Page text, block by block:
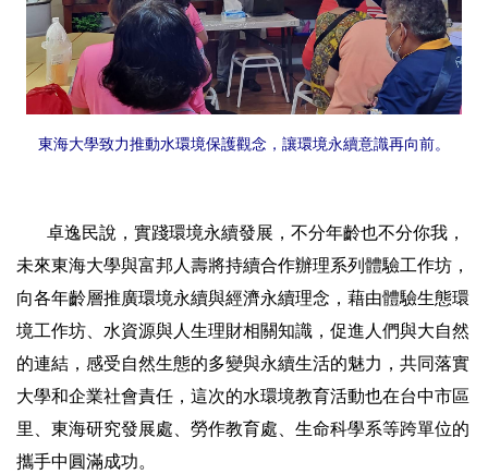
東海大學致力推動水環境保護觀念，讓環境永續意識再向前。
卓逸民說，實踐環境永續發展，不分年齡也不分你我，
未來東海大學與富邦人壽將持續合作辦理系列體驗工作坊，
向各年齡層推廣環境永續與經濟永續理念，藉由體驗生態環
境工作坊、水資源與人生理財相關知識，促進人們與大自然
的連結，感受自然生態的多變與永續生活的魅力，共同落實
大學和企業社會責任，這次的水環境教育活動也在台中市區
里、東海研究發展處、勞作教育處、生命科學系等跨單位的
攜手中圓滿成功。